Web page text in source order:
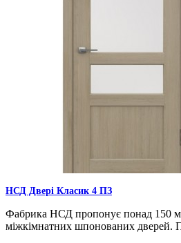
НСД Двері Класик 4 ПЗ
Фабрика НСД пропонує понад 150
міжкімнатних шпонованих дверей.